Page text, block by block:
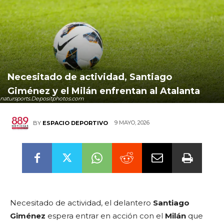
natursports.Depositphotos.com
Necesitado de actividad, Santiago
Giménez y el Milán enfrentan al Atalanta
BY ESPACIO DEPORTIVO 9 MAYO, 2026
Necesitado de actividad, el delantero Santiago
Giménez espera entrar en acción con el Milán que